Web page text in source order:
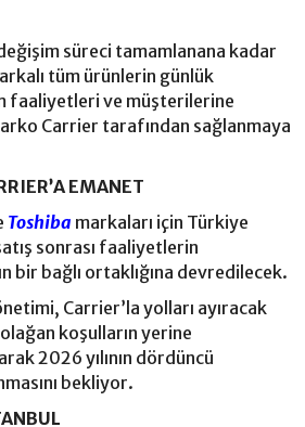
süreci tamamlanana kadar
tüm ürünlerin günlük
faaliyetleri ve müşterilerine
Carrier tarafından sağlanmaya
EMANET
Toshiba markaları için Türkiye
sonrası faaliyetlerin
bir bağlı ortaklığına devredilecek.
Carrier’la yolları ayıracak
koşulların yerine
2026 yılının dördüncü
bekliyor.